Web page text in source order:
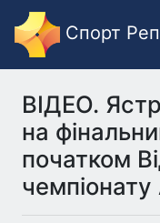
Спорт
ВІДЕО.
на
початком
чемпіонату